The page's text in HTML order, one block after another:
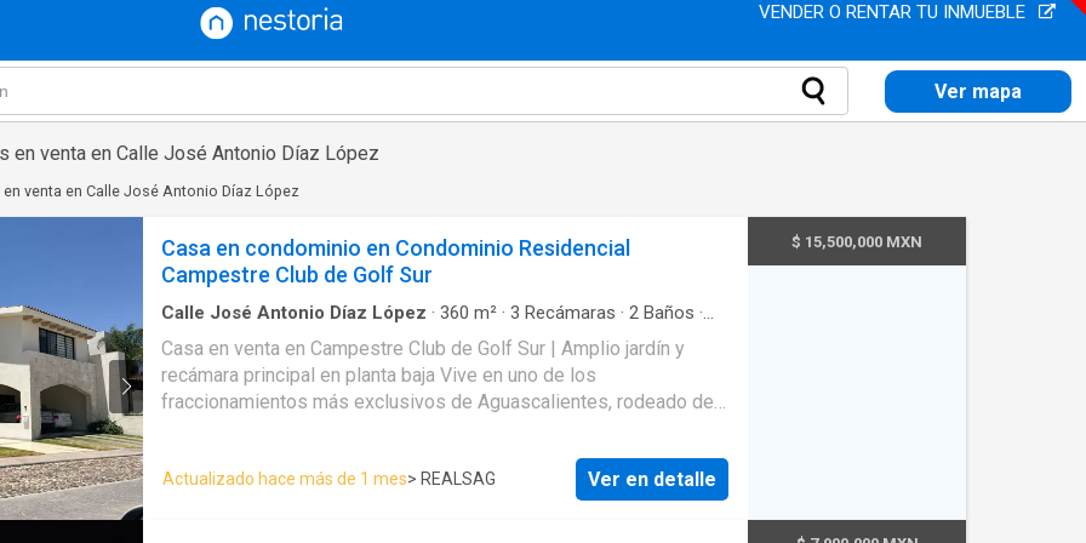
VENDER O RENTAR TU INMUEBLE
Ver mapa
en venta en Calle José Antonio Díaz López
venta en Calle José Antonio Díaz López
Casa en condominio en Condominio Residencial
Campestre Club de Golf Sur
Calle José Antonio Díaz López · 360 m² · 3 Recámaras · 2 Baños ·
Casa en venta en Campestre Club de Golf Sur | Amplio jardín y
recámara principal en planta baja Vive en uno de los
fraccionamientos más exclusivos de Aguascalientes, rodeado de
Esta residencia destaca por sus amplios espacios, funcional
distribución y una cómoda recámara principal en planta baja con
Actualizado hace más de 1 mes> REALSAG Ver en detalle
$ 15,500,000 MXN